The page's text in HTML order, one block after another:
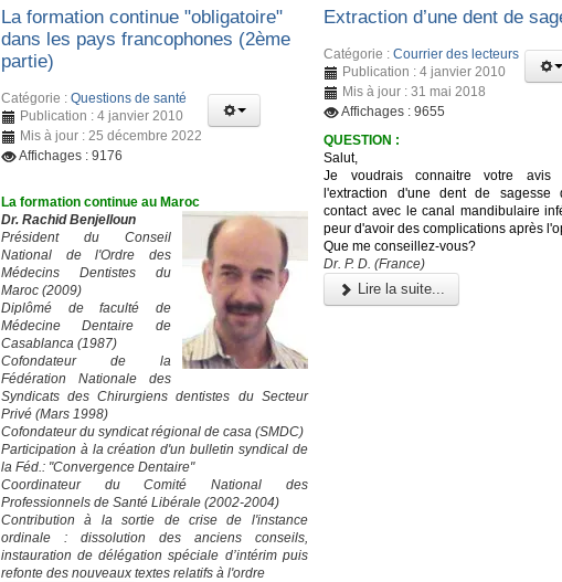
La formation continue "obligatoire"
dans les pays francophones (2ème
partie)
Catégorie : Questions de santé
Publication : 4 janvier 2010
Mis à jour : 25 décembre 2022
Affichages : 9176
La formation continue au Maroc
Dr. Rachid Benjelloun
Président du Conseil
National de l'Ordre des
Médecins Dentistes du
Maroc (2009)
Diplômé de faculté de
Médecine Dentaire de
Casablanca (1987)
Cofondateur de la
Fédération Nationale des
Syndicats des Chirurgiens dentistes du Secteur
Privé (Mars 1998)
Cofondateur du syndicat régional de casa (SMDC)
Participation à la création d'un bulletin syndical de
la Féd.: "Convergence Dentaire"
Coordinateur du Comité National des
Professionnels de Santé Libérale (2002-2004)
Contribution à la sortie de crise de l'instance
ordinale : dissolution des anciens conseils,
instauration de délégation spéciale d’intérim puis
refonte des nouveaux textes relatifs à l'ordre
Extraction d’une dent de
Catégorie :Courrier des lecteurs
Publication : 4 janvier 2010
Mis à jour : 31 mai 2018
Affichages : 9655
QUESTION :
Salut,
Je voudrais connaitre votre avis
l'extraction d'une dent de
contact avec le canal mandibulaire
peur d'avoir des complications après
Que me conseillez-vous?
Dr. P. D. (France)
Lire la suite...